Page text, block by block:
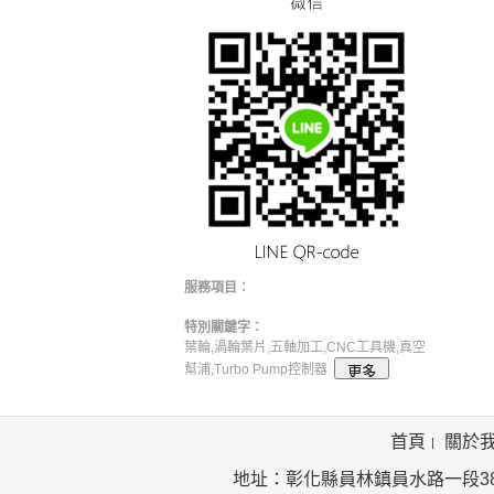
服務項目：
特別關鍵字：
葉輪,渦輪葉片,五軸加工,CNC工具機,真空
幫浦,Turbo Pump控制器
首頁 關於
地址：彰化縣員林鎮員水路一